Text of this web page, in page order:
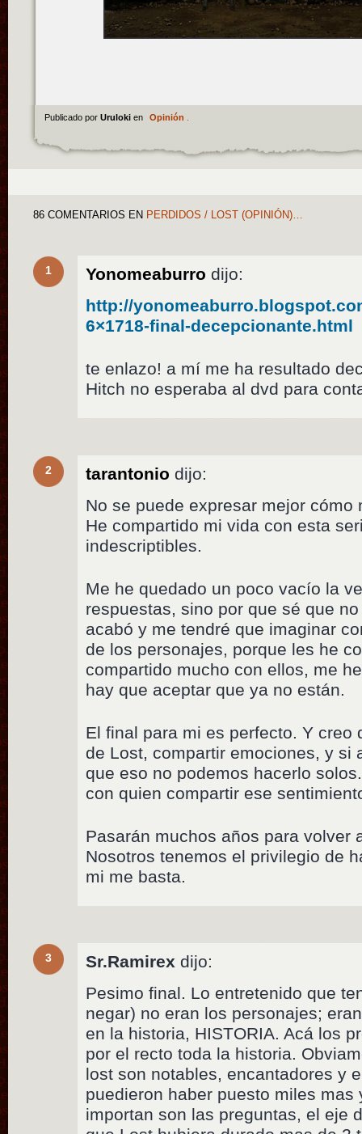
Publicado por Uruloki en Opinión
86 COMENTARIOS EN PERDIDOS / LOST (OPINIÓN)…
1 Yonomeaburro dijo:
http://
6×1718-final-decepcionante.html
te enlazo! a mí me ha resultado
Hitch no esperaba al dvd para
2 tarantonio dijo:
No se puede expresar mejor cómo
He compartido mi vida con esta
indescriptibles.
Me he quedado un poco vacío la
respuestas, sino por que sé que
acabó y me tendré que imaginar
de los personajes, porque les he
compartido mucho con ellos, me
hay que aceptar que ya no están.
El final para mi es perfecto. Y creo
de Lost, compartir emociones, y si
que eso no podemos hacerlo
con quien compartir ese
Pasarán muchos años para volver
Nosotros tenemos el privilegio de
mi me basta.
3 Sr.Ramirex dijo:
Pesimo final. Lo entretenido que
negar) no eran los personajes;
en la historia, HISTORIA. Acá los
por el recto toda la historia.
lost son notables, encantadores y
puedieron haber puesto miles
importan son las preguntas, el eje